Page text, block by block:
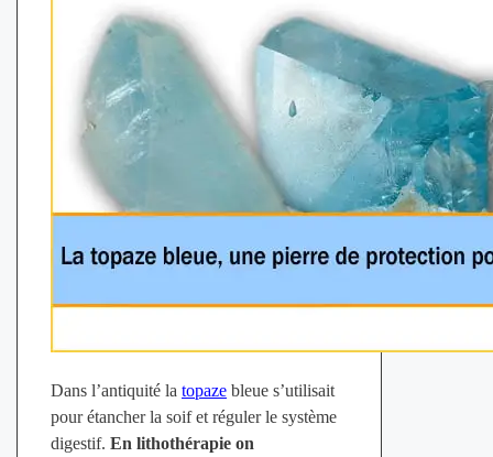
Dans l’antiquité la topazebleue s’utilisait
pour étancher la soif et réguler le système
digestif. En lithothérapie on